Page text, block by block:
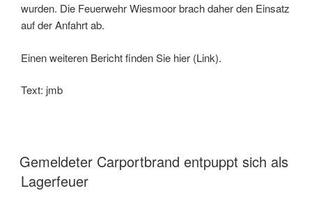
wurden. Die Feuerwehr Wiesmoor brach daher den Einsatz
auf der Anfahrt ab.
Einen weiteren Bericht finden Sie hier (Link).
Text: jmb
Gemeldeter Carportbrand entpuppt sich als
Lagerfeuer